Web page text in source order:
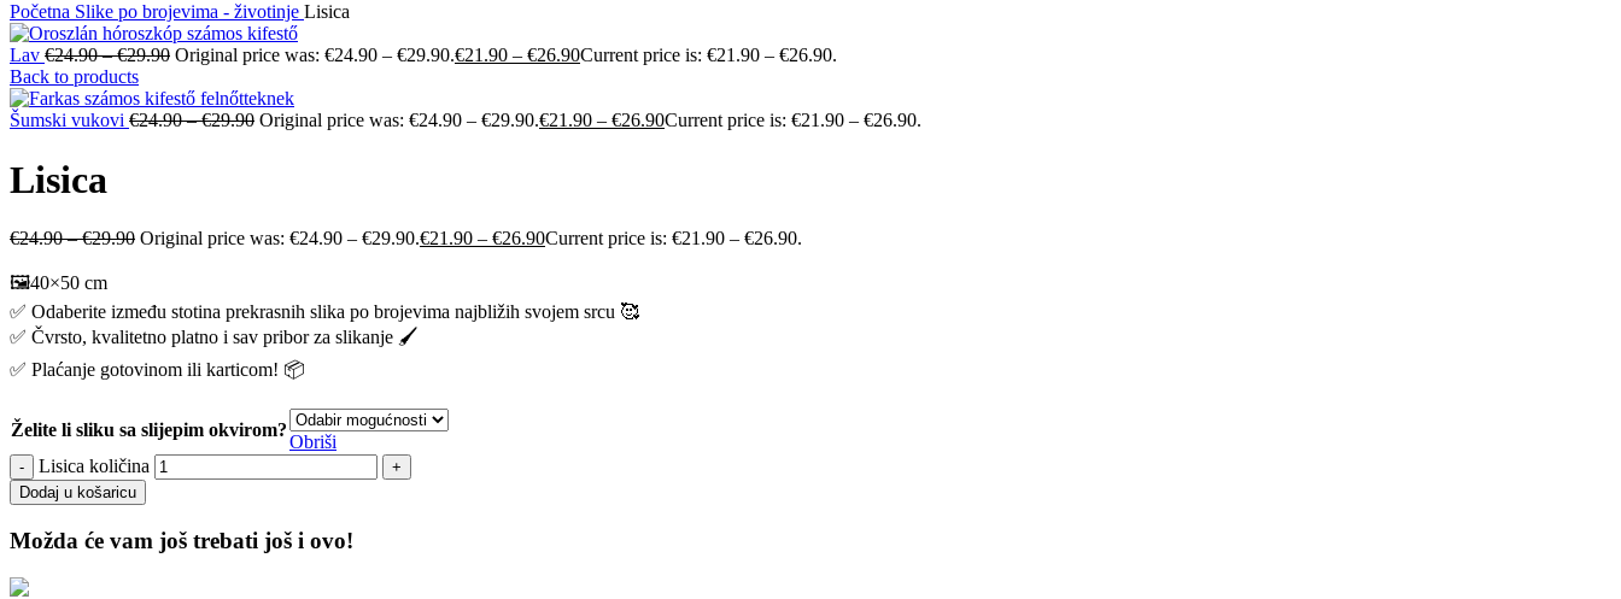
Početna Slike po brojevima - životinje Lisica
Lav €24.90–€29.90 Original price was: €24.90 – €29.90.€21.90 – €26.90Current price is: €21.90 – €26.90.
Back to products
Šumski vukovi €24.90–€29.90 Original price was: €24.90 – €29.90.€21.90 – €26.90Current price is: €21.90 – €26.90.
Lisica
€24.90–€29.90 Original price was: €24.90 – €29.90.€21.90 – €26.90Current price is: €21.90 – €26.90.
🖼️40×50 cm
✅ Odaberite između stotina prekrasnih slika po brojevima najbližih svojem srcu 🥰
✅ Čvrsto, kvalitetno platno i sav pribor za slikanje 🖌️
✅ Plaćanje gotovinom ili karticom! 📦
Želite li sliku sa slijepim okvirom?
Obriši
Lisica količina
Dodaj u košaricu
Možda će vam još trebati još i ovo!